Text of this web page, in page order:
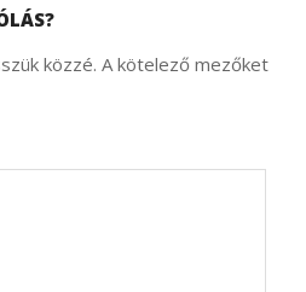
közzé. A kötelező mezőket